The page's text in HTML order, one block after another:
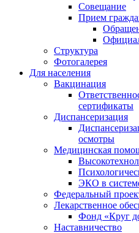
Совещание
Прием
Структура
Фотогалерея
Для населения
Вакцинация
сертификаты
Диспансеризация
осмотры
Медицинская
ЭКО в
Федеральный
Лекарственное
Фонд «Круг
Наставничество